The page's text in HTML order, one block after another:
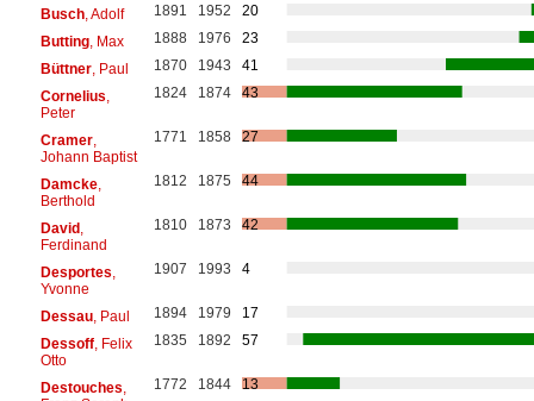
Busch, Adolf 1891 1952
20
Butting, Max 1888 1976
23
Büttner, Paul 1870 1943
41
Cornelius
Peter
1824 1874 43
Cramer,
Johann Baptist
1771 1858 27
Damcke,
Berthold
1812 1875 44
David,
Ferdinand
1810 1873 42
Desportes
Yvonne
1907 1993 4
Dessau, Paul 1894 1979
17
Dessoff, Felix
Otto
1835 1892 57
Destouches 1772 1844 13